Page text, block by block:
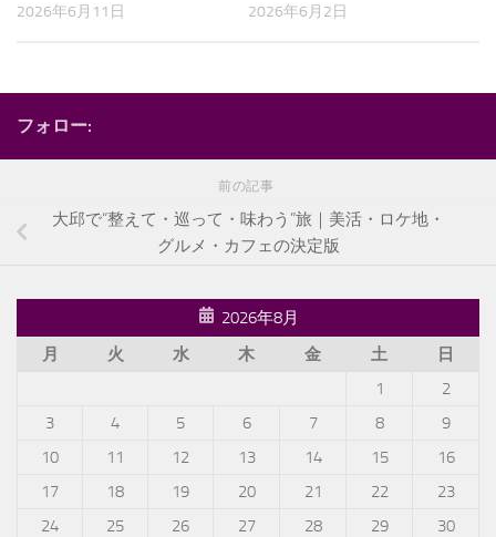
2026年6月11日 2026年6月2日
フォロー:
前の記事
大邱で“整えて・巡って・味わう”旅｜美活・ロケ地・
グルメ・カフェの決定版
2026年8月
月
火 水 木 金 土
日
1
2
3
4 5 6 7 8
9
10
11 12 13 14 15
16
17
18 19 20 21 22
23
24
25 26 27 28 29
30